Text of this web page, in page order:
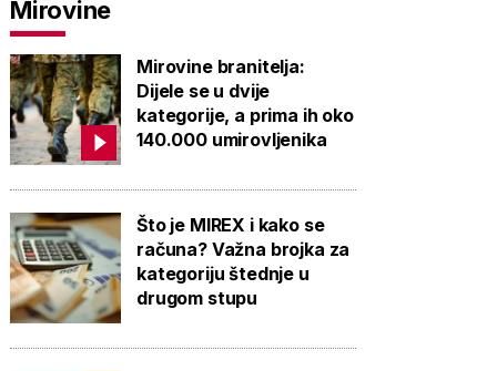
Mirovine
Mirovine branitelja:
Dijele se u dvije
kategorije, a prima ih oko
140.000 umirovljenika
Što je MIREX i kako se
računa? Važna brojka za
kategoriju štednje u
drugom stupu